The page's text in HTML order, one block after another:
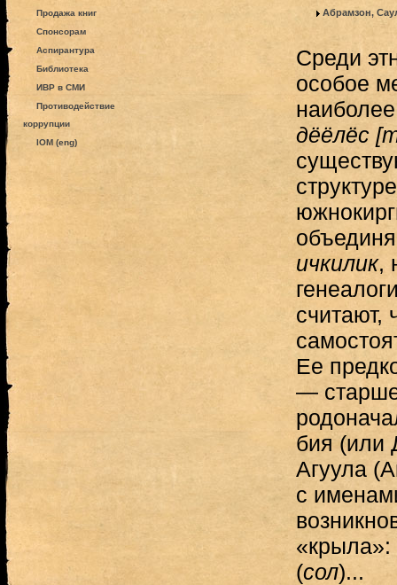
Продажа книг
Спонсорам
Аспирантура
Библиотека
ИВР в СМИ
Противодействие
коррупции
IOM (eng)
Абрамзон,
Среди
особое
дёёлёс
ичкилик,
считают,
Ее
—
бия (или
Агуула
с
«крыла»:
(сол)...